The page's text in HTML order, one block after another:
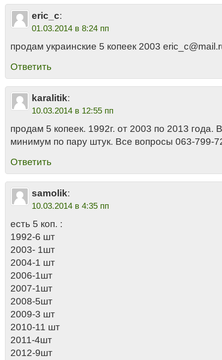
eric_c:
01.03.2014 в 8:24 пп
продам украинские 5 копеек 2003
Ответить
karalitik:
10.03.2014 в 12:55 пп
продам 5 копеек. 1992г. от 2003 по 2013 года.
минимум по пару штук. Все вопросы 063-799-
Ответить
samolik:
10.03.2014 в 4:35 пп
есть 5 коп. :
1992-6 шт
2003- 1шт
2004-1 шт
2006-1шт
2007-1шт
2008-5шт
2009-3 шт
2010-11 шт
2011-4шт
2012-9шт